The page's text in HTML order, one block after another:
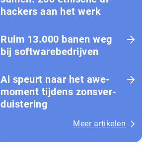
hackers aan het werk
Ruim 13.000 banen weg
bij softwarebedrijven
Ai speurt naar het awe-
moment tijdens zons­ver­
duis­te­ring
Meer artikelen